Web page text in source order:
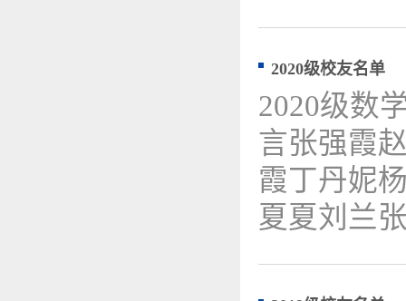
2020级校友名单
2020级数
言张强霞
霞丁丹妮
夏夏刘兰